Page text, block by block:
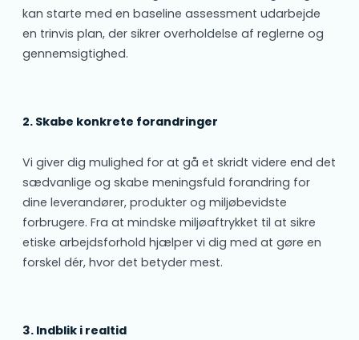
kan starte med en baseline assessment udarbejde
en trinvis plan, der sikrer overholdelse af reglerne og
gennemsigtighed.
2. Skabe konkrete forandringer
Vi giver dig mulighed for at gå et skridt videre end det
sædvanlige og skabe meningsfuld forandring for
dine leverandører, produkter og miljøbevidste
forbrugere. Fra at mindske miljøaftrykket til at sikre
etiske arbejdsforhold hjælper vi dig med at gøre en
forskel dér, hvor det betyder mest.
3. Indblik i realtid